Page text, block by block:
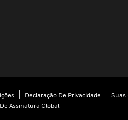
Declaração De Privacidade Suas
Assinatura Global